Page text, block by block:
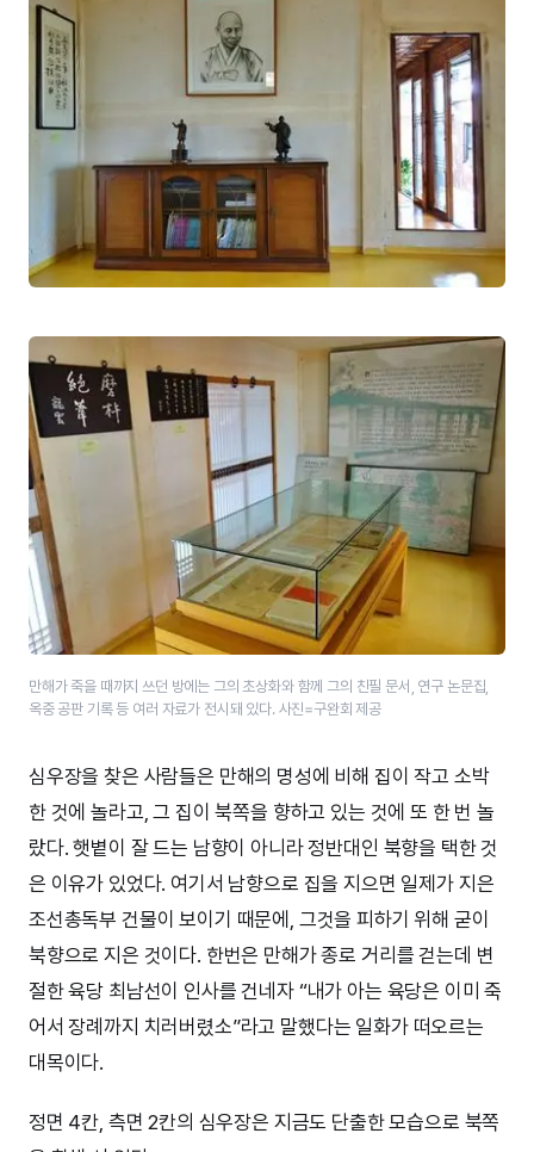
만해가 죽을 때까지 쓰던 방에는 그의 초상화와 함께 그의 친필 문서, 연구 논문집,
옥중 공판 기록 등 여러 자료가 전시돼 있다. 사진=구완회 제공
심우장을 찾은 사람들은 만해의 명성에 비해 집이 작고 소박
한 것에 놀라고, 그 집이 북쪽을 향하고 있는 것에 또 한 번 놀
랐다. 햇볕이 잘 드는 남향이 아니라 정반대인 북향을 택한 것
은 이유가 있었다. 여기서 남향으로 집을 지으면 일제가 지은
조선총독부 건물이 보이기 때문에, 그것을 피하기 위해 굳이
북향으로 지은 것이다. 한번은 만해가 종로 거리를 걷는데 변
절한 육당 최남선이 인사를 건네자 “내가 아는 육당은 이미 죽
어서 장례까지 치러버렸소”라고 말했다는 일화가 떠오르는
대목이다.
정면 4칸, 측면 2칸의 심우장은 지금도 단출한 모습으로 북쪽